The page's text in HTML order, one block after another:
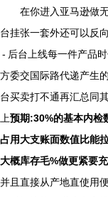
在你进入亚马逊做
台挂张一套外还可以反
- 后台上线每一件产品
方委交国际路代递产生
台买卖打不通再汇总同
上预期:30%的基本内检
占用大支账面数值比能
大概库存毛%做更紧要
并且直接从产地直使用